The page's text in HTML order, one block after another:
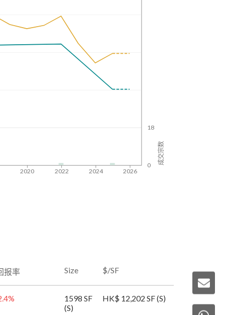
18
0
2020 2022 2024 2026
成交宗数
报率 Size $/SF
%
1598 SF
(S)
HK$ 12,202 SF (S)